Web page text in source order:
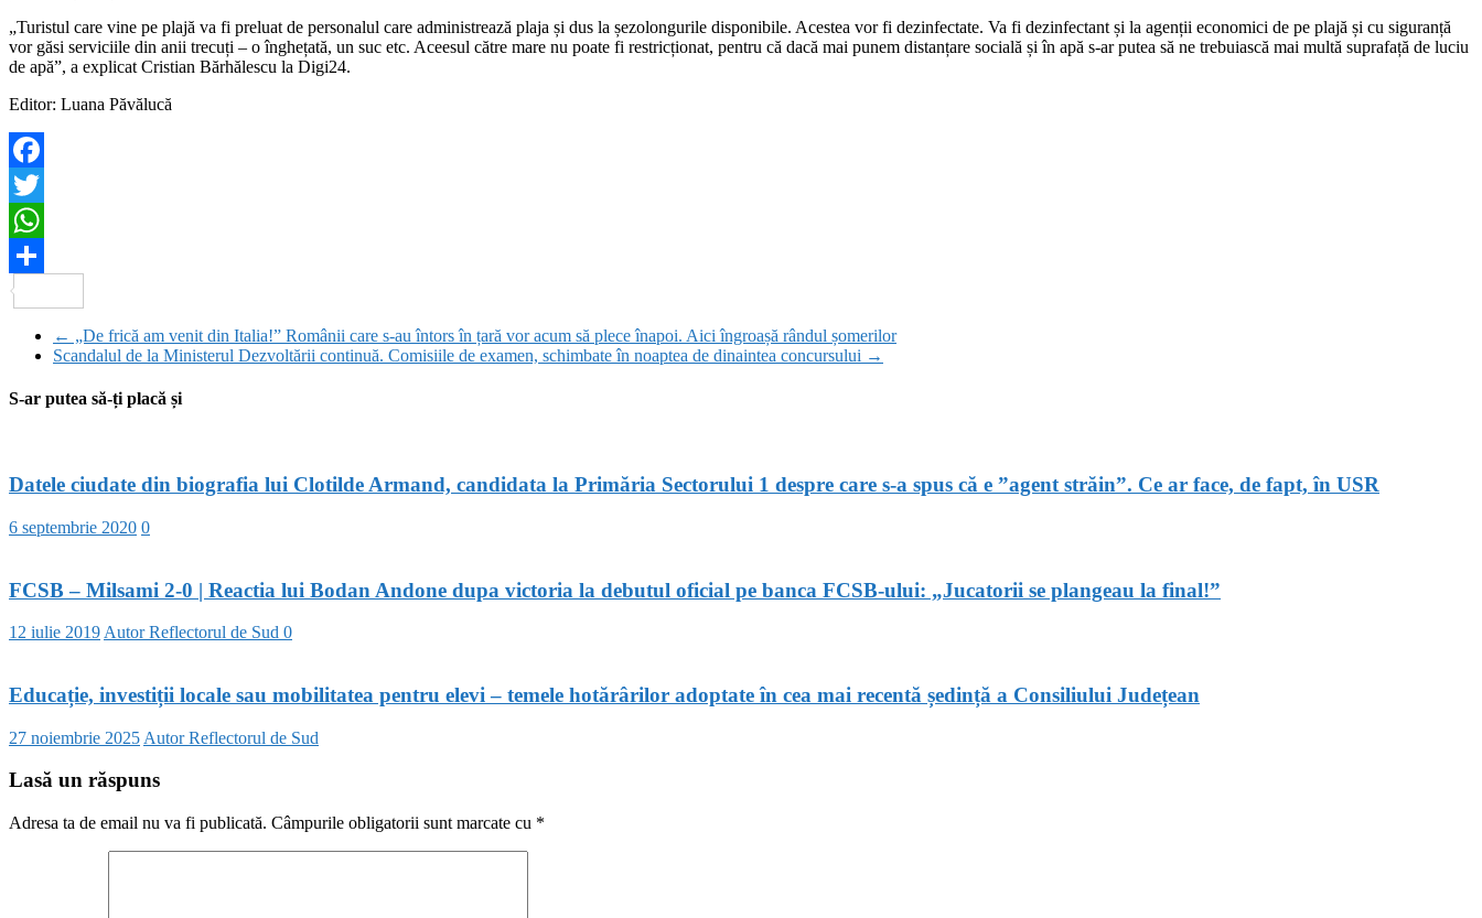
„Turistul care vine pe plajă va fi preluat de personalul care administrează plaja și dus la șezolongurile disponibile. Acestea vor fi dezinfectate. Va fi dezinfectant și la agenții economici de pe plajă și cu siguranță
vor găsi serviciile din anii trecuți – o înghețată, un suc etc. Aceesul către mare nu poate fi restricționat, pentru că dacă mai punem distanțare socială și în apă s-ar putea să ne trebuiască mai multă suprafață de luciu
de apă”, a explicat Cristian Bărhălescu la Digi24.
Editor: Luana Păvălucă
Facebook
Twitter
WhatsApp
← „De frică am venit din Italia!” Românii care s-au întors în țară vor acum să plece înapoi. Aici îngroașă rândul șomerilor
Scandalul de la Ministerul Dezvoltării continuă. Comisiile de examen, schimbate în noaptea de dinaintea concursului →
S-ar putea să-ți placă și
Datele ciudate din biografia lui Clotilde Armand, candidata la Primăria Sectorului 1 despre care s-a spus că e ”agent străin”. Ce ar face, de fapt, în USR
6 septembrie 2020 0
FCSB – Milsami 2-0 | Reactia lui Bodan Andone dupa victoria la debutul oficial pe banca FCSB-ului: „Jucatorii se plangeau la final!”
12 iulie 2019 Autor Reflectorul de Sud 0
Educație, investiții locale sau mobilitatea pentru elevi – temele hotărârilor adoptate în cea mai recentă ședință a Consiliului Județean
27 noiembrie 2025 Autor Reflectorul de Sud
Lasă un răspuns
Adresa ta de email nu va fi publicată. Câmpurile obligatorii sunt marcate cu *